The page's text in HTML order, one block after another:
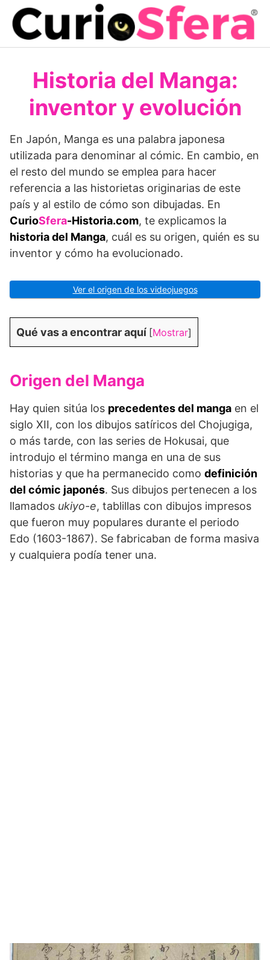
Saltar
contenido
Historia del Manga:
inventor y evolución
En Japón, Manga es una palabra japonesa
utilizada para denominar al cómic. En cambio, en
el resto del mundo se emplea para hacer
referencia a las historietas originarias de este
país y al estilo de cómo son dibujadas. En
CurioSfera-Historia.com, te explicamos la
historia del Manga, cuál es su origen, quién es su
inventor y cómo ha evolucionado.
Ver el origen de los videojuegos
Qué vas a encontrar aquí [Mostrar]
Origen del Manga
Hay quien sitúa los precedentes del manga en el
siglo XII, con los dibujos satíricos del Chojugiga,
o más tarde, con las series de Hokusai, que
introdujo el término manga en una de sus
historias y que ha permanecido como definición
del cómic japonés. Sus dibujos pertenecen a los
llamados ukiyo-e, tablillas con dibujos impresos
que fueron muy populares durante el periodo
Edo (1603-1867). Se fabricaban de forma masiva
y cualquiera podía tener una.